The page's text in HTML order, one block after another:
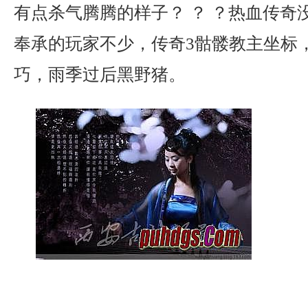
有点杀气腾腾的样子？ ？ ？热血传奇
奉承的玩家不少，传奇3骷髅教主坐标
巧，雨季过后黑野猪。